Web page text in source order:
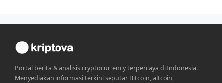
Portal berita & analisis cryptocurrency terpercaya di Indonesia.
Menyediakan informasi terkini seputar Bitcoin, altcoin,